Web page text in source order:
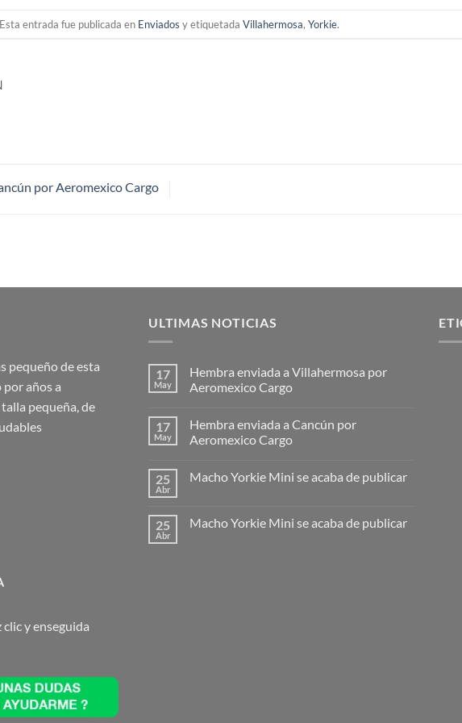
Esta entrada fue publicada en Enviados y etiquetadaVillahermosa,Yorkie.
por Aeromexico Cargo
pequeño de esta
por años a
pequeña, de
ULTIMAS NOTICIAS
17
May
Hembra enviada a Villahermosa por
Aeromexico Cargo
17
May
Hembra enviada a Cancún por
Aeromexico Cargo
25
Abr
Macho Yorkie Mini se acaba de publicar
25
Abr
Macho Yorkie Mini se acaba de publicar
clic y enseguida